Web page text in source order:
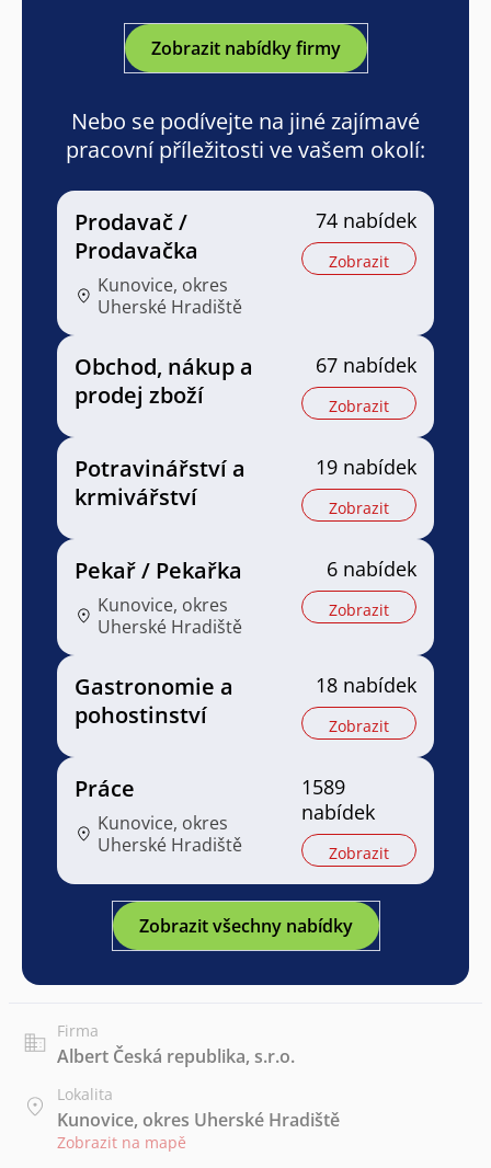
Zobrazit nabídky firmy
Nebo se podívejte na jiné zajímavé
pracovní příležitosti ve vašem okolí:
Prodavač /
Prodavačka
Kunovice, okres
Uherské Hradiště
74 nabídek
Zobrazit
Obchod, nákup a
prodej zboží
67 nabídek
Zobrazit
Potravinářství a
krmivářství
19 nabídek
Zobrazit
Pekař / Pekařka
Kunovice, okres
Uherské Hradiště
6 nabídek
Zobrazit
Gastronomie a
pohostinství
18 nabídek
Zobrazit
Práce
Kunovice, okres
Uherské Hradiště
1589
nabídek
Zobrazit
Zobrazit všechny nabídky
Firma
Albert Česká republika, s.r.o.
Lokalita
Kunovice, okres Uherské Hradiště
Zobrazit na mapě